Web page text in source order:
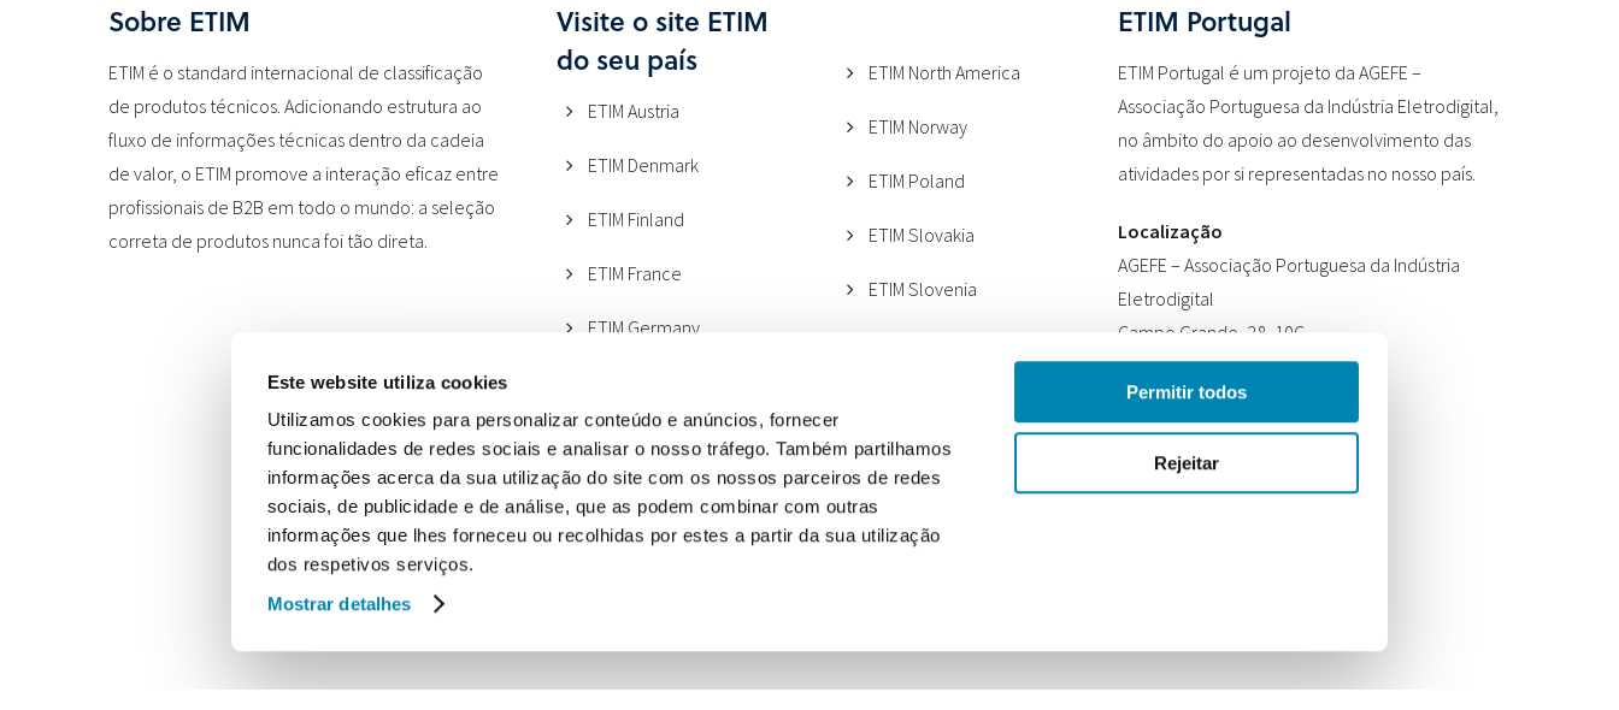
Este website utiliza cookies
Utilizamos cookies para personalizar conteúdo e anúncios, fornecer
funcionalidades de redes sociais e analisar o nosso tráfego. Também partilhamos
informações acerca da sua utilização do site com os nossos parceiros de redes
sociais, de publicidade e de análise, que as podem combinar com outras
informações que lhes forneceu ou recolhidas por estes a partir da sua utilização
dos respetivos serviços.
Mostrar detalhes
Permitir todos
Rejeitar
Sobre ETIM
ETIM é o standard internacional de classificação
de produtos técnicos. Adicionando estrutura ao
fluxo de informações técnicas dentro da cadeia
de valor, o ETIM promove a interação eficaz entre
profissionais de B2B em todo o mundo: a seleção
correta de produtos nunca foi tão direta.
Visite o site ETIM
do seu país
ETIM Austria
ETIM Denmark
ETIM Finland
ETIM France
ETIM Germany
ETIM Italy (METEL)
ETIM Lithuania
ETIM Netherlands
ETIM North America
ETIM Norway
ETIM Poland
ETIM Slovakia
ETIM Slovenia
ETIM Switzerland
ETIM UK
ETIM Portugal
ETIM Portugal é um projeto da AGEFE –
Associação Portuguesa da Indústria Eletrodigital,
no âmbito do apoio ao desenvolvimento das
atividades por si representadas no nosso país.
Localização
AGEFE – Associação Portuguesa da Indústria
Eletrodigital
Campo Grande, 28, 10C
1700-093 Lisboa
Contactos
Telefone:+351 210 182 127
Email:info@etimportugal.pt